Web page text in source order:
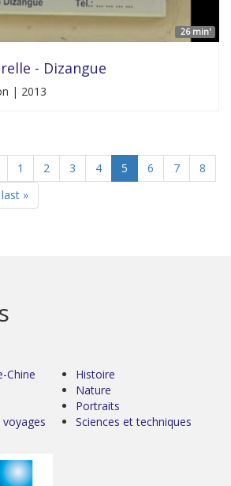
26 min'
- Dizangue
| 2013
1 2 3 4 5 6 7
8
last »
Chine
Histoire
Nature
Portraits
Sciences et techniques